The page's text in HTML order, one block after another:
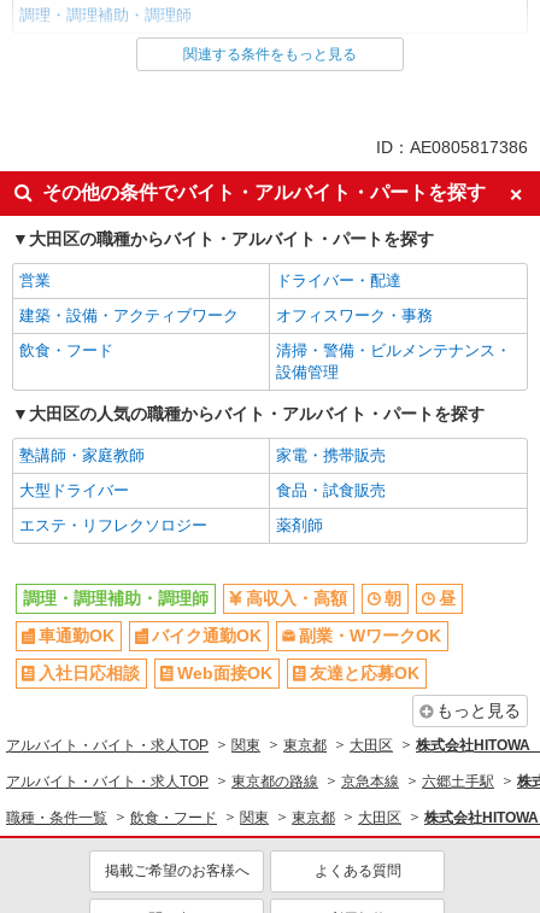
調理・調理補助・調理師
同じ雇用形態から六郷土手駅の求人を探す
高収入・高額
朝
昼
車通勤OK
バイク通勤OK
副業・WワークOK
入社日応相談
Web面接OK
友達と応募OK
職場見学OKまたは説明会あり
未経験歓迎
経験者・有資格者歓迎
新卒・第二新卒歓迎
女性活躍中
主婦・主夫歓迎
フリーター歓迎
学歴不問
ブランクOK
ミドル（40代～）活躍中
エルダー（50代～）活躍中
シニア（60代～）活躍中
ボーナス・賞与あり
時間や曜日が選べる・シフト自由
禁煙・分煙
交通費支給
社会保険あり
家賃補助・住宅手当有
まかない・食事補助
退職金・財形貯蓄制度あり
各種手当（家族・役職・インセン
社割・特典あり
社員登用あり
同じ職種から求人を探す
関連する条件をもっと見る
ID：AE0805817386
その他の条件でバイト・アルバイト・パートを探す
大田区の職種からバイト・アルバイト・パートを探す
営業
ドライバー・配達
建築・設備・アクティブワーク
オフィスワーク・事務
飲食・フード
清掃・警備・ビルメンテナンス・
設備管理
大田区の人気の職種からバイト・アルバイト・パートを探す
塾講師・家庭教師
家電・携帯販売
大型ドライバー
食品・試食販売
エステ・リフレクソロジー
薬剤師
調理・調理補助・調理師 高収入・高額 朝
昼
車通勤OK
バイク通勤OK
副業・WワークOK
入社日応相談
Web面接OK
友達と応募OK
もっと見る
アルバイト・バイト・求人TOP 関東 東京都 大田区 株式会社HITOWA
アルバイト・バイト・求人TOP 東京都の路線 京急本線 六郷土手駅 株
職種・条件一覧 飲食・フード 関東 東京都 大田区 株式会社
掲載ご希望のお客様へ よくある質問